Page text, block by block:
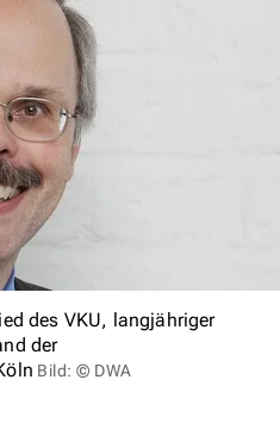
des VKU, langjähriger
der
Bild: © DWA